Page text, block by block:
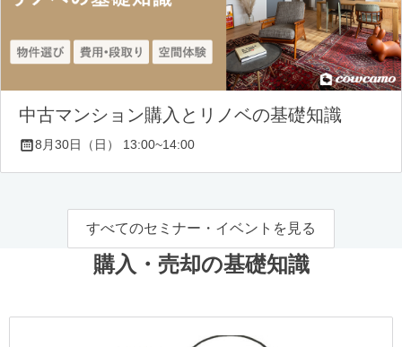
中古マンション購入とリノベの基礎知識
8月30日（日） 13:00~14:00
すべてのセミナー・イベントを見る
購入・売却の基礎知識